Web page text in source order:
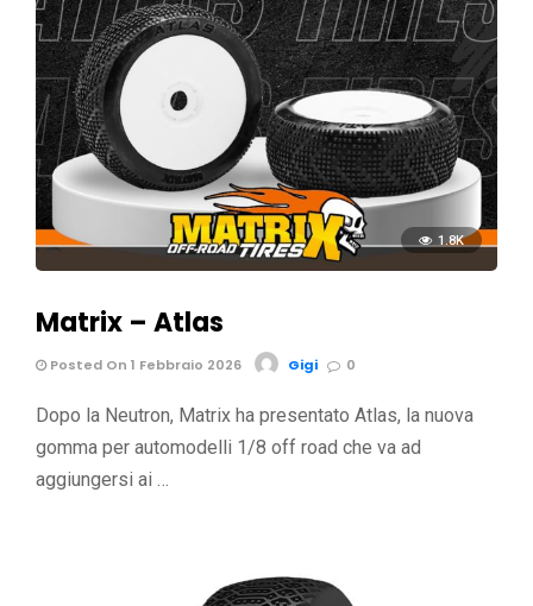
1.8K
Matrix – Atlas
Posted On 1 Febbraio 2026 Gigi 0
Dopo la Neutron, Matrix ha presentato Atlas, la nuova
gomma per automodelli 1/8 off road che va ad
aggiungersi ai …